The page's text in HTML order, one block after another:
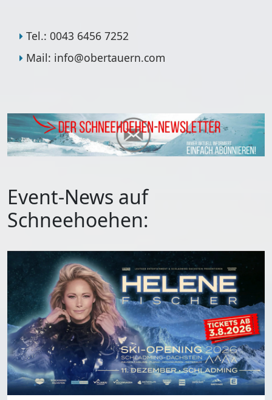
Tel.: 0043 6456 7252
Mail: info@obertauern.com
Event-News auf
Schneehoehen: